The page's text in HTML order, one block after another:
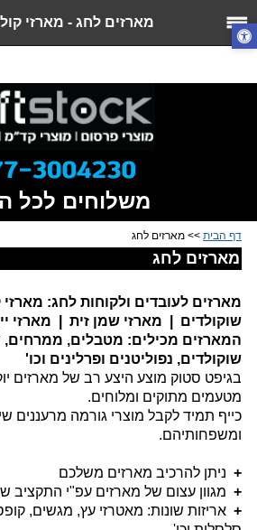
מארזי חג, מארזים לראש השנה,
שוקולד , מארזי שוקולדים, מארזים
מארזים לחג - מארזי
משלוחים לכל
דף הבית >> מארזים לחג
מארזים לחג
מארזים לעובדים ולקוחות לחג: מארזי
שוקולדים | מארזי שמן זית | מארזי
המארזים מכילים: מטבלים, ממרחים,
שוקולדים, נפוליטנים ופרלינים וכו'
בגיפט סטוק מוצע היצע רב של מארזים
מטעמים מתוקים ומלוחים.
כייף תמיד לקבל מוצרי גורמה מרעננים
ומשפחותיהם.
+ ניתן להרכיב מארזים משלכם
+ מגוון עצום של מארזים עפ"י התקציב
+ אריזות שונות: מאטרזי עץ, מגשים,